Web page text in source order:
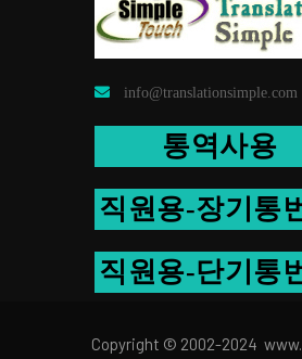
info@translationsimple.com
통역사용
직원용-장기통
직원용-단기통
Copyright ©